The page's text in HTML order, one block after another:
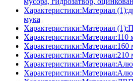
Характеристики:Материал
мука
Характеристики:Материал
Характеристики:Материал:110
Характеристики:Материал:160
Характеристики:Материал:210